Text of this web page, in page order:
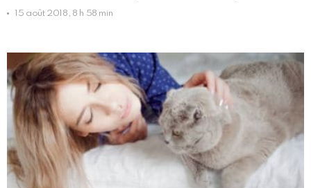
15 août 2018, 8 h 58 min